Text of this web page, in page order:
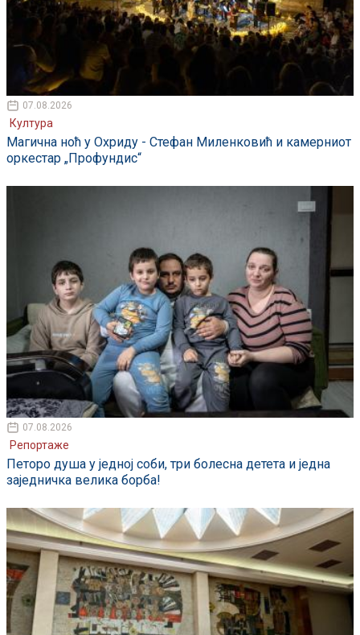
07.08.2026
Култура
Магична ноћ у Охриду - Стефан Миленковић и камерниот
оркестар „Профундис“
07.08.2026
Репортаже
Петоро душа у једној соби, три болесна детета и једна
заједничка велика борба!